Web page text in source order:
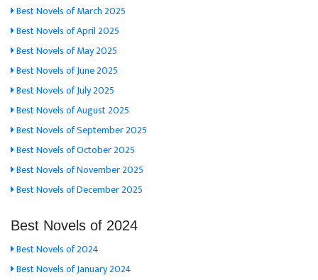
Best Novels of March 2025
Best Novels of April 2025
Best Novels of May 2025
Best Novels of June 2025
Best Novels of July 2025
Best Novels of August 2025
Best Novels of September 2025
Best Novels of October 2025
Best Novels of November 2025
Best Novels of December 2025
Best Novels of 2024
Best Novels of 2024
Best Novels of January 2024